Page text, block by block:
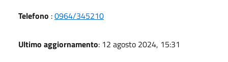
Telefono :0964/345210
Ultimo aggiornamento: 12 agosto 2024, 15:31